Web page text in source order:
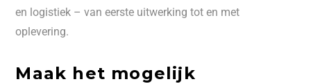
en logistiek – van eerste uitwerking tot en met
oplevering.
Maak het mogelijk